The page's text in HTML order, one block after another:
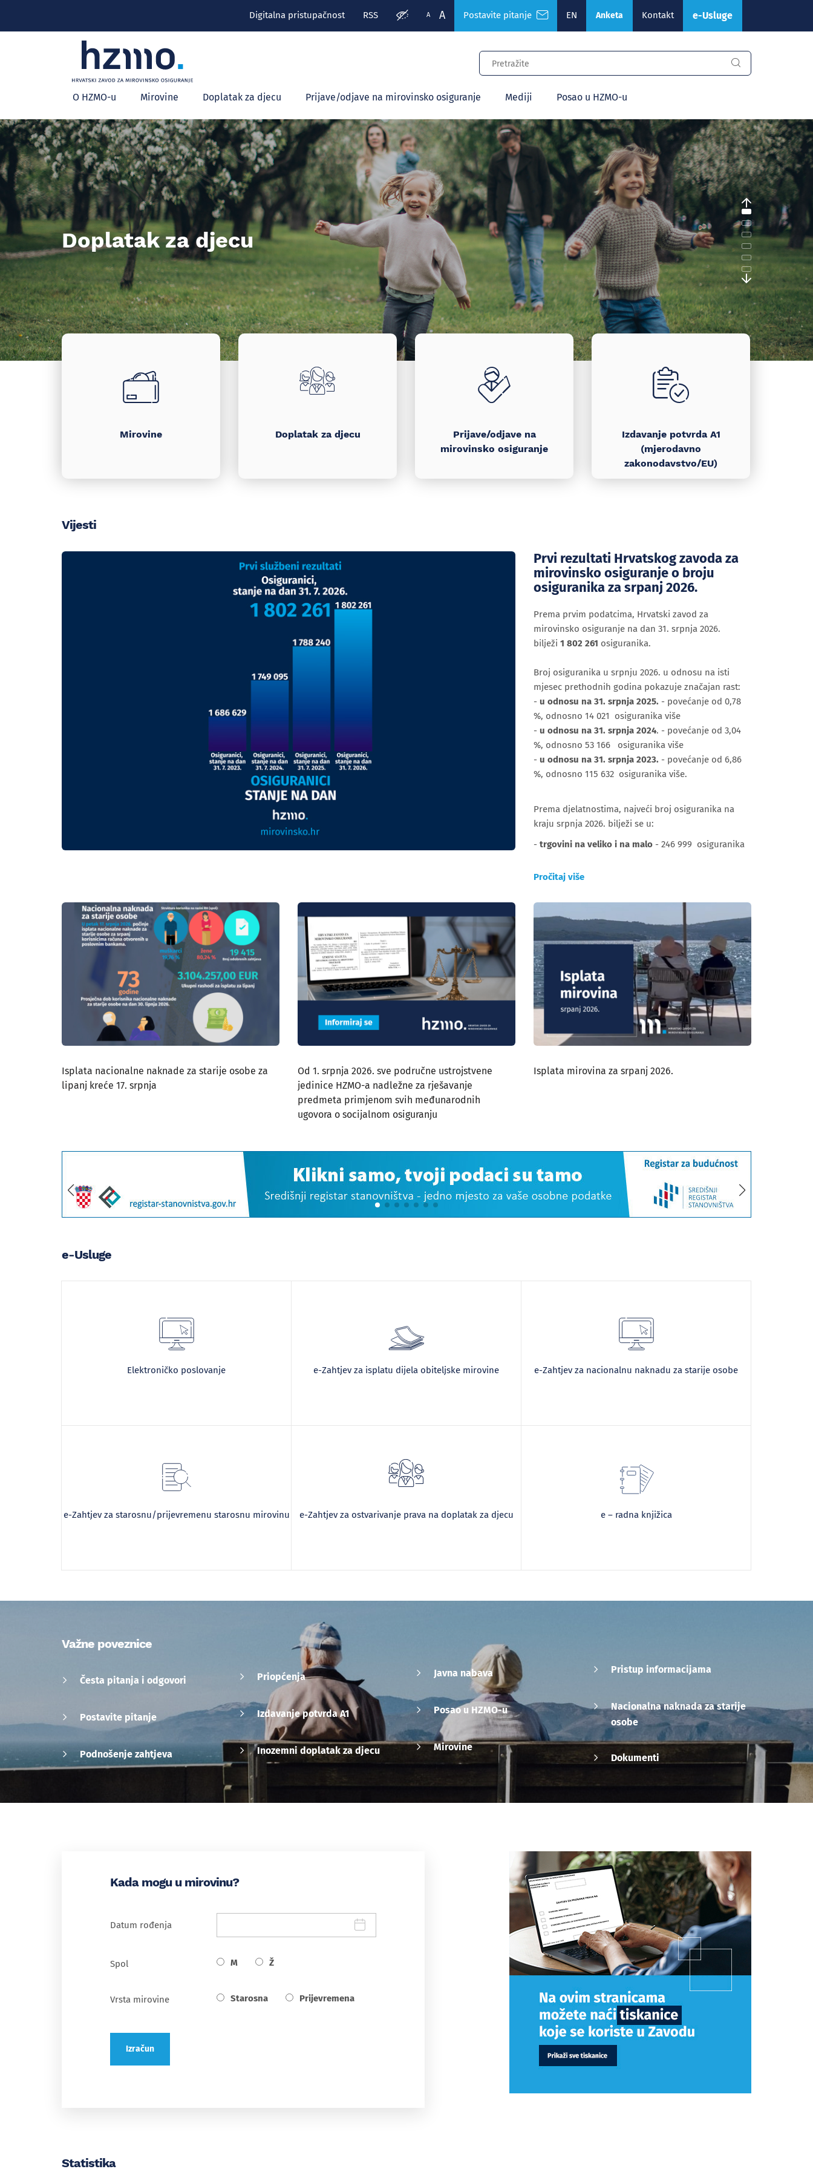
Digitalna pristupačnost RSS A A Postavite pitanje EN Anketa Kontakt e-Usluge
Hrvatski
zavod
za
mirovinsko
osiguranje
Glavni
izbornik
O HZMO-u Mirovine Doplatak za djecu Prijave/odjave na mirovinsko osiguranje Mediji Posao u HZMO-u
Doplatak za djecu
izbornik
Mirovine Doplatak za djecu
Prijave/odjave na
mirovinsko osiguranje
Izdavanje potvrda A1
(mjerodavno
zakonodavstvo/EU)
Vijesti
Prvi rezultati Hrvatskog zavoda za
mirovinsko osiguranje o broju
osiguranika za srpanj 2026.
Prema prvim podatcima, Hrvatski zavod za
mirovinsko osiguranje na dan 31. srpnja 2026.
bilježi 1 802 261 osiguranika.
Broj osiguranika u srpnju 2026. u odnosu na isti
mjesec prethodnih godina pokazuje značajan rast:
- u odnosu na 31. srpnja 2025. - povećanje od 0,78
%, odnosno 14 021 osiguranika više
- u odnosu na 31. srpnja 2024. - povećanje od 3,04
%, odnosno 53 166 osiguranika više
- u odnosu na 31. srpnja 2023. - povećanje od 6,86
%, odnosno 115 632 osiguranika više.
Prema djelatnostima, najveći broj osiguranika na
kraju srpnja 2026. bilježi se u:
- trgovini na veliko i na malo - 246 999 osiguranika
Pročitaj više
Isplata nacionalne naknade za starije osobe za
lipanj kreće 17. srpnja
Od 1. srpnja 2026. sve područne ustrojstvene
jedinice HZMO-a nadležne za rješavanje
predmeta primjenom svih međunarodnih
ugovora o socijalnom osiguranju
Isplata mirovina za srpanj 2026.
e-Usluge
Elektroničko poslovanje e-Zahtjev za isplatu dijela obiteljske mirovine e-Zahtjev za nacionalnu naknadu za starije osobe
e-Zahtjev za starosnu/prijevremenu starosnu mirovinu e-Zahtjev za ostvarivanje prava na doplatak za djecu e – radna knjižica
Važne poveznice
Česta pitanja i odgovori
Postavite pitanje
Podnošenje zahtjeva
Priopćenja
Izdavanje potvrda A1
Inozemni doplatak za djecu
Javna nabava
Posao u HZMO-u
Mirovine
Pristup informacijama
Nacionalna naknada za starije
osobe
Dokumenti
Kada mogu u mirovinu?
Datum rođenja
Spol M Ž
Vrsta mirovine Starosna Prijevremena
Izračun
Statistika